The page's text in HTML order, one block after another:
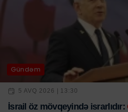
Gündəm
5 AVQ 2026 | 13:30
İsrail öz mövqeyində israrlıdır: